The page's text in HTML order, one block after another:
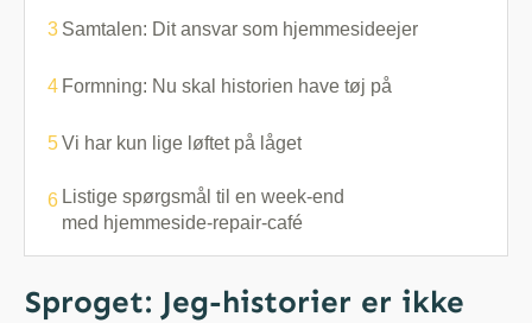
3 Samtalen: Dit ansvar som hjemmesideejer
4 Formning: Nu skal historien have tøj på
5Vi har kun lige løftet på låget
6 Listige spørgsmål til en week-end
med hjemmeside-repair-café
Sproget: Jeg-historier er ikke